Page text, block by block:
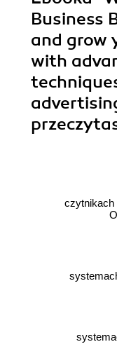
Business
and grow
with
czytnikach